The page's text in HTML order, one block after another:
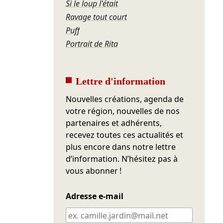
Si le loup l'était
Ravage tout court
Puff
Portrait de Rita
Lettre d'information
Nouvelles créations, agenda de
votre région, nouvelles de nos
partenaires et adhérents,
recevez toutes ces actualités et
plus encore dans notre lettre
d’information. N’hésitez pas à
vous abonner !
Adresse e-mail